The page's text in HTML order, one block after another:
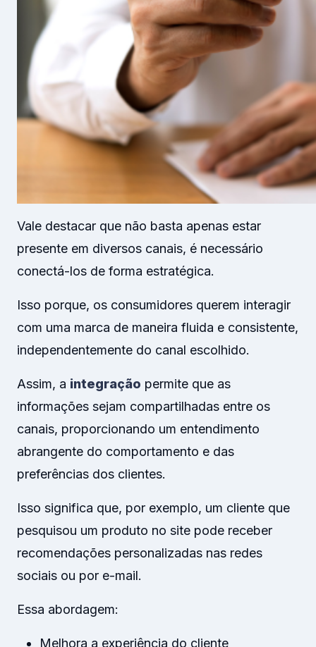
Vale destacar que não basta apenas estar
presente em diversos canais, é necessário
conectá-los de forma estratégica.
Isso porque, os consumidores querem interagir
com uma marca de maneira fluida e consistente,
independentemente do canal escolhido.
Assim, a integração permite que as
informações sejam compartilhadas entre os
canais, proporcionando um entendimento
abrangente do comportamento e das
preferências dos clientes.
Isso significa que, por exemplo, um cliente que
pesquisou um produto no site pode receber
recomendações personalizadas nas redes
sociais ou por e-mail.
Essa abordagem:
Melhora a experiência do cliente